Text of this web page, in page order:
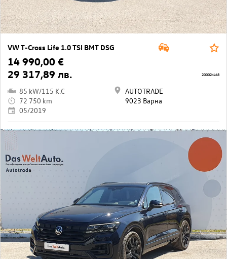
VW T-Cross Life 1.0 TSI BMT DSG
14 990,00 €
29 317,89 лв.
85 kW/115 K.C
72 750 km
05/2019
AUTOTRADE
9023 Варна
20002/468